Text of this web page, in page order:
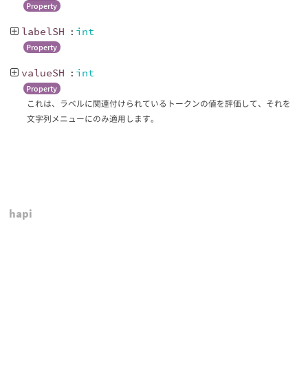
Property
labelSH : int
Property
valueSH : int
Property
これは、ラベルに関連付けられているトークンの値を評価して、それを
文字列メニューにのみ適用します。
hapi